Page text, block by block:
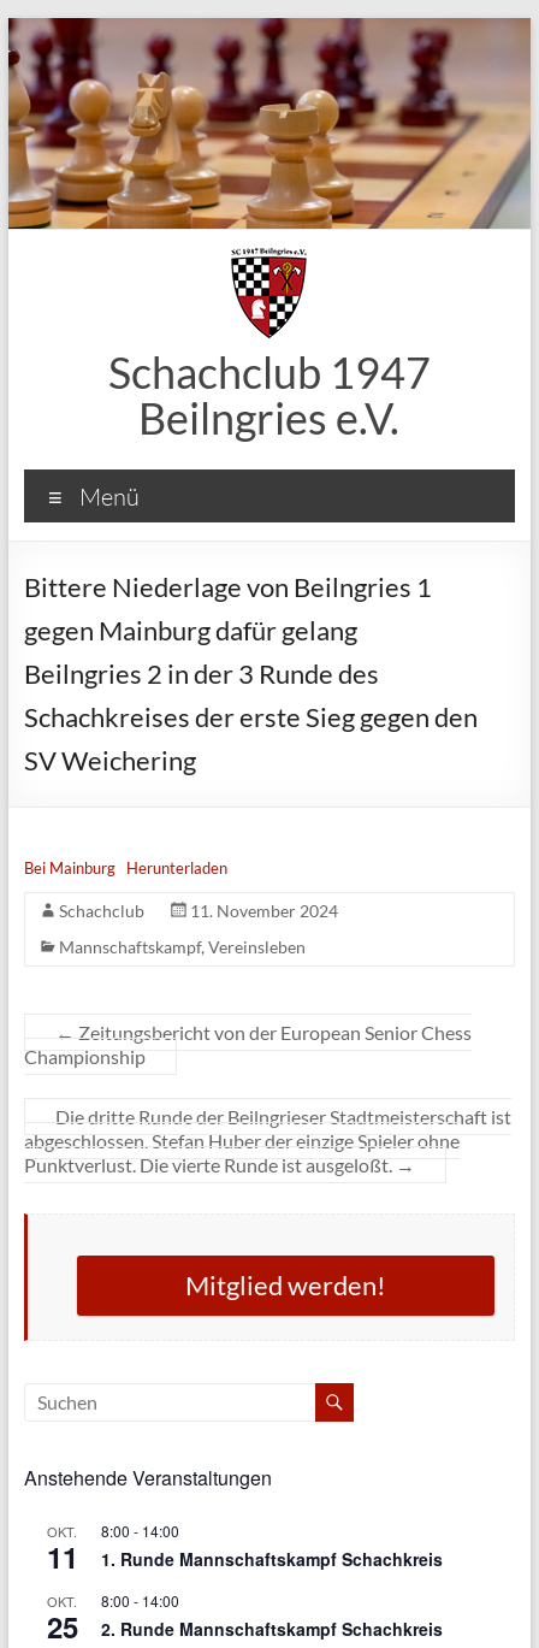
Zum
Inhalt
springen
Schachclub 1947
Beilngries e.V.
Menü
Bittere Niederlage von Beilngries 1
gegen Mainburg dafür gelang
Beilngries 2 in der 3 Runde des
Schachkreises der erste Sieg gegen den
SV Weichering
Bei Mainburg Herunterladen
Schachclub
11. November 2024
Mannschaftskampf, Vereinsleben
← Zeitungsbericht von der European Senior Chess
Championship
Die dritte Runde der Beilngrieser Stadtmeisterschaft ist
abgeschlossen. Stefan Huber der einzige Spieler ohne
Punktverlust. Die vierte Runde ist ausgeloßt. →
Mitglied werden!
Anstehende Veranstaltungen
OKT.
11
8:00 - 14:00
1. Runde Mannschaftskampf Schachkreis
OKT.
25
8:00 - 14:00
2. Runde Mannschaftskampf Schachkreis